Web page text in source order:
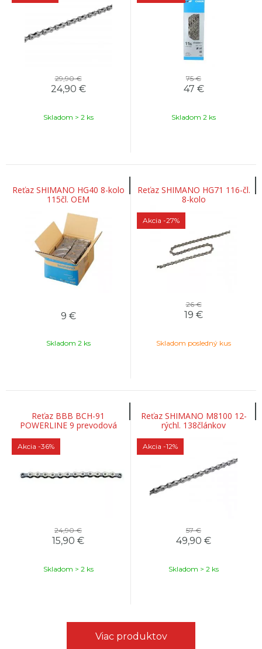
29,90 €
24,90 €
Skladom > 2 ks
75 €
47 €
Skladom 2 ks
Reťaz SHIMANO HG40 8-kolo
115čl. OEM
9 €
Skladom 2 ks
Reťaz SHIMANO HG71 116-čl.
8-kolo
Akcia -27%
26 €
19 €
Skladom posledný kus
Reťaz BBB BCH-91
POWERLINE 9 prevodová
114 článkov,šedá/nikel
Akcia -36%
24,90 €
15,90 €
Skladom > 2 ks
Reťaz SHIMANO M8100 12-
rýchl. 138článkov
Akcia -12%
57 €
49,90 €
Skladom > 2 ks
Viac produktov